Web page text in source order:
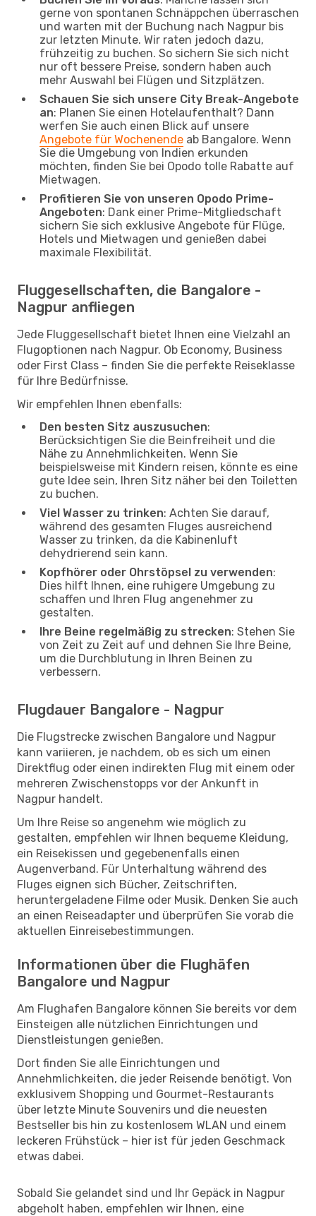
gerne von spontanen Schnäppchen überraschen
und warten mit der Buchung nach Nagpur bis
zur letzten Minute. Wir raten jedoch dazu,
frühzeitig zu buchen. So sichern Sie sich nicht
nur oft bessere Preise, sondern haben auch
mehr Auswahl bei Flügen und Sitzplätzen.
Schauen Sie sich unsere City Break-Angebote
an: Planen Sie einen Hotelaufenthalt? Dann
werfen Sie auch einen Blick auf unsere
Angebote für Wochenende ab Bangalore. Wenn
Sie die Umgebung von Indien erkunden
möchten, finden Sie bei Opodo tolle Rabatte auf
Mietwagen.
Profitieren Sie von unseren Opodo Prime-
Angeboten: Dank einer Prime-Mitgliedschaft
sichern Sie sich exklusive Angebote für Flüge,
Hotels und Mietwagen und genießen dabei
maximale Flexibilität.
Fluggesellschaften, die Bangalore -
Nagpur anfliegen
Jede Fluggesellschaft bietet Ihnen eine Vielzahl an
Flugoptionen nach Nagpur. Ob Economy, Business
oder First Class – finden Sie die perfekte Reiseklasse
für Ihre Bedürfnisse.
Wir empfehlen Ihnen ebenfalls:
Den besten Sitz auszusuchen:
Berücksichtigen Sie die Beinfreiheit und die
Nähe zu Annehmlichkeiten. Wenn Sie
beispielsweise mit Kindern reisen, könnte es eine
gute Idee sein, Ihren Sitz näher bei den Toiletten
zu buchen.
Viel Wasser zu trinken: Achten Sie darauf,
während des gesamten Fluges ausreichend
Wasser zu trinken, da die Kabinenluft
dehydrierend sein kann.
Kopfhörer oder Ohrstöpsel zu verwenden:
Dies hilft Ihnen, eine ruhigere Umgebung zu
schaffen und Ihren Flug angenehmer zu
gestalten.
Ihre Beine regelmäßig zu strecken: Stehen Sie
von Zeit zu Zeit auf und dehnen Sie Ihre Beine,
um die Durchblutung in Ihren Beinen zu
verbessern.
Flugdauer Bangalore - Nagpur
Die Flugstrecke zwischen Bangalore und Nagpur
kann variieren, je nachdem, ob es sich um einen
Direktflug oder einen indirekten Flug mit einem oder
mehreren Zwischenstopps vor der Ankunft in
Nagpur handelt.
Um Ihre Reise so angenehm wie möglich zu
gestalten, empfehlen wir Ihnen bequeme Kleidung,
ein Reisekissen und gegebenenfalls einen
Augenverband. Für Unterhaltung während des
Fluges eignen sich Bücher, Zeitschriften,
heruntergeladene Filme oder Musik. Denken Sie auch
an einen Reiseadapter und überprüfen Sie vorab die
aktuellen Einreisebestimmungen.
Informationen über die Flughäfen
Bangalore und Nagpur
Am Flughafen Bangalore können Sie bereits vor dem
Einsteigen alle nützlichen Einrichtungen und
Dienstleistungen genießen.
Dort finden Sie alle Einrichtungen und
Annehmlichkeiten, die jeder Reisende benötigt. Von
exklusivem Shopping und Gourmet-Restaurants
über letzte Minute Souvenirs und die neuesten
Bestseller bis hin zu kostenlosem WLAN und einem
leckeren Frühstück – hier ist für jeden Geschmack
etwas dabei.
Sobald Sie gelandet sind und Ihr Gepäck in Nagpur
abgeholt haben, empfehlen wir Ihnen, eine